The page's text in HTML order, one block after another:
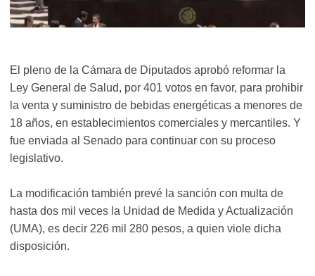
El pleno de la Cámara de Diputados aprobó reformar la
Ley General de Salud, por 401 votos en favor, para prohibir
la venta y suministro de bebidas energéticas a menores de
18 años, en establecimientos comerciales y mercantiles. Y
fue enviada al Senado para continuar con su proceso
legislativo.
La modificación también prevé la sanción con multa de
hasta dos mil veces la Unidad de Medida y Actualización
(UMA), es decir 226 mil 280 pesos, a quien viole dicha
disposición.